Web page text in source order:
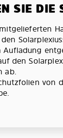
SIE DIE
Aufladung
den
ab.
von